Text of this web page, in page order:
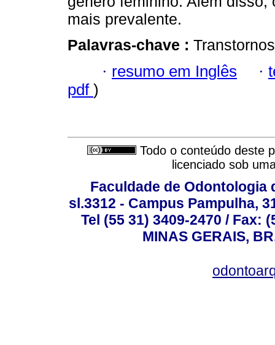
mais prevalente.
Palavras-chave :
· resumo em Inglês ·
pdf )
Todo o conteúdo deste
licenciado sob
Faculdade de Odontologia
sl.3312 - Campus Pampulha,
Tel (55 31) 3409-2470 / Fax:
MINAS GERAIS,